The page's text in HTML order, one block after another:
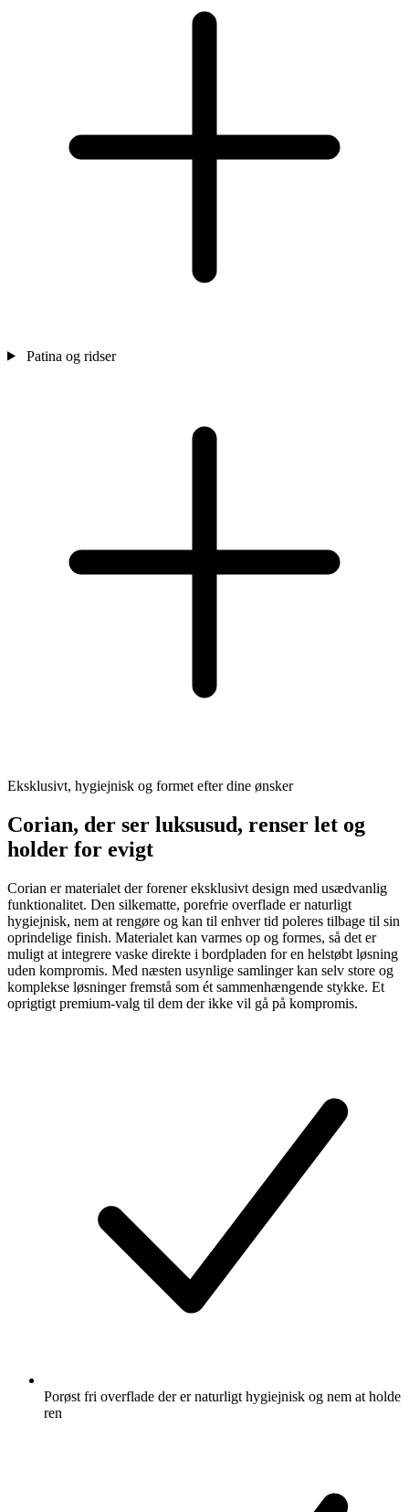
Patina og ridser
Eksklusivt, hygiejnisk og formet efter dine ønsker
Corian, der ser luksusud, renser let og
holder for evigt
Corian er materialet der forener eksklusivt design med usædvanlig
funktionalitet. Den silkematte, porefrie overflade er naturligt
hygiejnisk, nem at rengøre og kan til enhver tid poleres tilbage til sin
oprindelige finish. Materialet kan varmes op og formes, så det er
muligt at integrere vaske direkte i bordpladen for en helstøbt løsning
uden kompromis. Med næsten usynlige samlinger kan selv store og
komplekse løsninger fremstå som ét sammenhængende stykke. Et
oprigtigt premium-valg til dem der ikke vil gå på kompromis.
Porøst fri overflade der er naturligt hygiejnisk og nem at holde
ren